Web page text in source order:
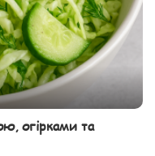
огірками та